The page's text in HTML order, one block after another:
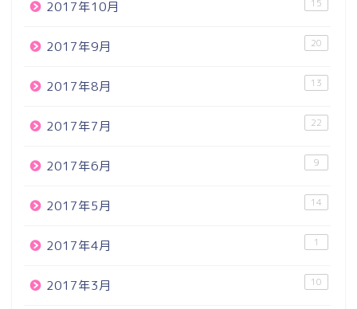
2017年10月 15
2017年9月 20
2017年8月 13
2017年7月 22
2017年6月 9
2017年5月 14
2017年4月 1
2017年3月 10